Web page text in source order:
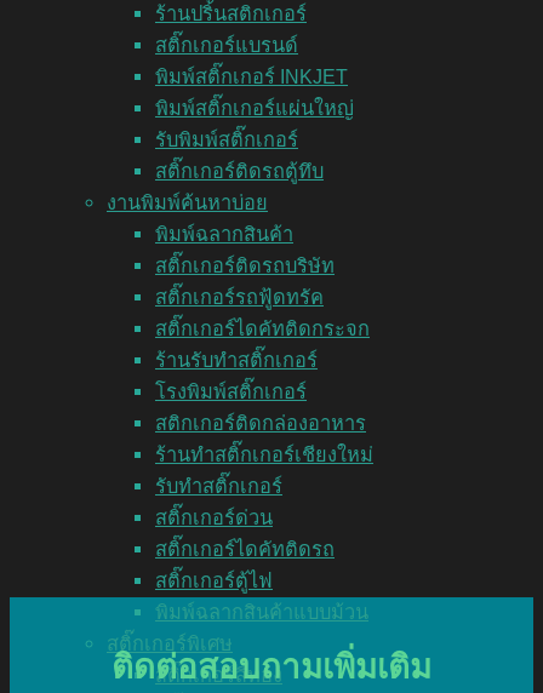
ร้านปริ้นสติกเกอร์
สติ๊กเกอร์แบรนด์
พิมพ์สติ๊กเกอร์ INKJET
พิมพ์สติ๊กเกอร์แผ่นใหญ่
รับพิมพ์สติ๊กเกอร์
สติ๊กเกอร์ติดรถตู้ทึบ
งานพิมพ์ค้นหาบ่อย
พิมพ์ฉลากสินค้า
สติ๊กเกอร์ติดรถบริษัท
สติ๊กเกอร์รถฟู้ดทรัค
สติ๊กเกอร์ไดคัทติดกระจก
ร้านรับทำสติ๊กเกอร์
โรงพิมพ์สติ๊กเกอร์
สติกเกอร์ติดกล่องอาหาร
ร้านทำสติ๊กเกอร์เชียงใหม่
รับทำสติ๊กเกอร์
สติ๊กเกอร์ด่วน
สติ๊กเกอร์ไดคัทติดรถ
สติ๊กเกอร์ตู้ไฟ
พิมพ์ฉลากสินค้าแบบม้วน
สติ๊กเกอร์พิเศษ
สติ๊กเกอร์สีทอง
ติดต่อสอบถามเพิ่มเติม